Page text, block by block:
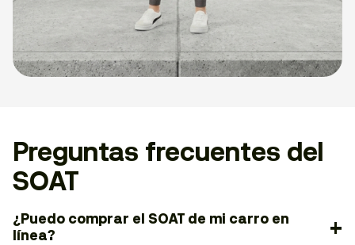
Preguntas frecuentes del
SOAT
¿Puedo comprar el SOAT de mi carro en
línea?